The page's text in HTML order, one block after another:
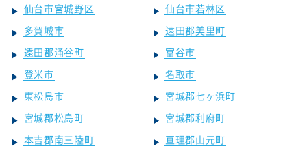
仙台市宮城野区
仙台市若林区
多賀城市
遠田郡美里町
遠田郡涌谷町
富谷市
登米市
名取市
東松島市
宮城郡七ヶ浜町
宮城郡松島町
宮城郡利府町
本吉郡南三陸町
亘理郡山元町